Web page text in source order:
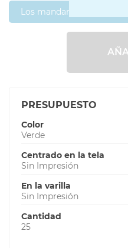
Los mandaré después
PRESUPUESTO
Color
Verde
Centrado en la tela
Sin Impresión
En la varilla
Sin Impresión
Cantidad
25